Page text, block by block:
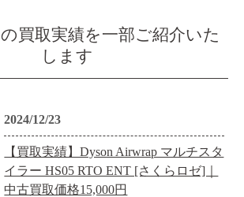
買取実績を一部ご紹介いた
します
2024/12/23
【買取実績】Dyson Airwrap マルチスタ
イラー HS05 RTO ENT [さくらロゼ]｜
中古買取価格15,000円